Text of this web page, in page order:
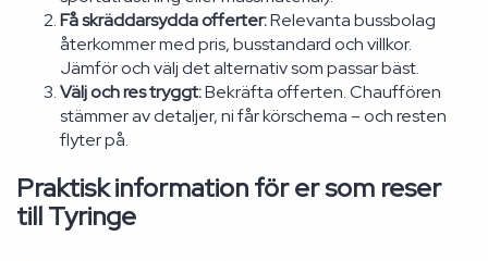
Få skräddarsydda offerter:Relevanta bussbolag
återkommer med pris, busstandard och villkor.
Jämför och välj det alternativ som passar bäst.
Välj och res tryggt:Bekräfta offerten. Chauffören
stämmer av detaljer, ni får körschema – och resten
flyter på.
Praktisk information för er som reser
till Tyringe